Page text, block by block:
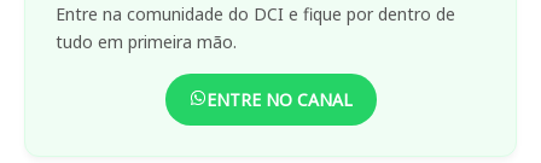
Entre na comunidade do DCI e fique por dentro de
tudo em primeira mão.
ENTRE NO CANAL